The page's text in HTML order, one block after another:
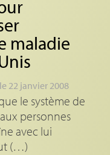
maladie
22 janvier 2008
le système de
personnes
avec lui
(…)